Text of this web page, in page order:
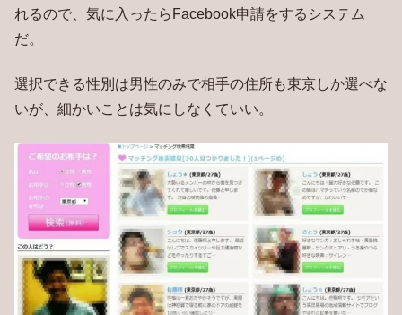
れるので、気に入ったらFacebook申請をするシステム
だ。
選択できる性別は男性のみで相手の住所も東京しか選べな
いが、細かいことは気にしなくていい。